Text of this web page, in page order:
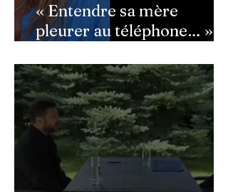
« Entendre sa mère
pleurer au téléphone… » :
bouleversée par les
incendies du Cap-Ferret,
son témoignage poignant